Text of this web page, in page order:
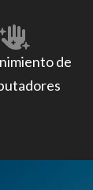
de